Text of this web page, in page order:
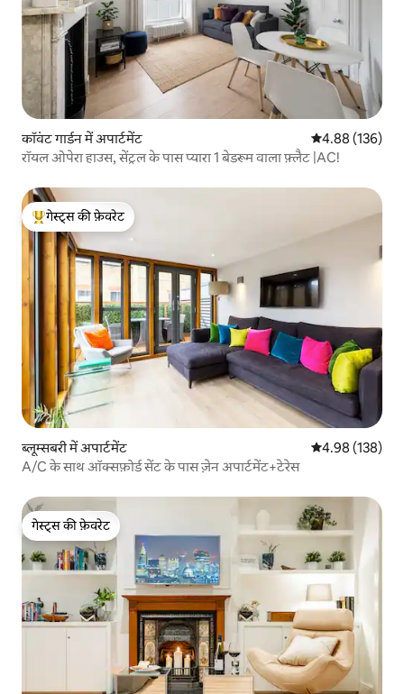
कॉवंट गार्डन में अपार्टमेंट औसत रेटिंग 5 में से
4.88 (136)
रॉयल ओपेरा हाउस, सेंट्रल के पास प्यारा 1 बेडरूम वाला फ़्लैट |AC!
गेस्ट्स का टॉप फ़ेवरेट
गेस्ट्स की फ़ेवरेट
ब्लूम्सबरी में अपार्टमेंट औसत रेटिंग 5 में से
4.98 (138)
A/C के साथ ऑक्सफ़ोर्ड सेंट के पास ज़ेन अपार्टमेंट+टेरेस
गेस्ट्स की फ़ेवरेट
गेस्ट्स की फ़ेवरेट